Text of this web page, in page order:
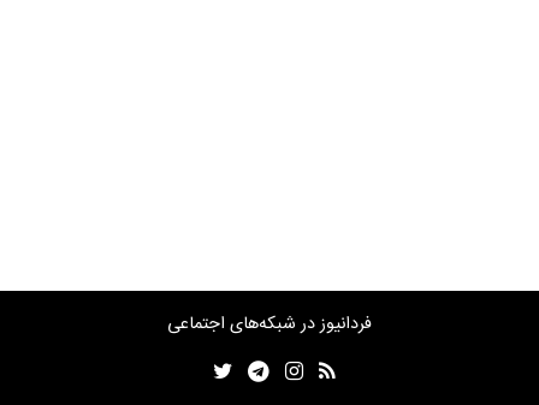
فردانیوز در شبکه‌های اجتماعی